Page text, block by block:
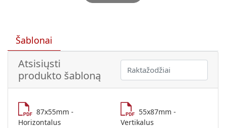
Šablonai
Atsisiųsti
produkto šabloną
87x55mm -
Horizontalus
55x87mm -
Vertikalus